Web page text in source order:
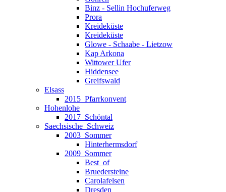
Binz - Sellin Hochuferweg
Prora
Kreideküste
Kreideküste
Glowe - Schaabe - Lietzow
Kap Arkona
Wittower Ufer
Hiddensee
Greifswald
Elsass
2015_Pfarrkonvent
Hohenlohe
2017_Schöntal
Saechsische_Schweiz
2003_Sommer
Hinterhermsdorf
2009_Sommer
Best_of
Bruedersteine
Carolafelsen
Dresden